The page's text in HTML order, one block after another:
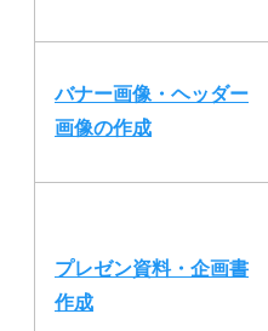
バナー画像・ヘッダー
画像の作成
プレゼン資料・企画書
作成